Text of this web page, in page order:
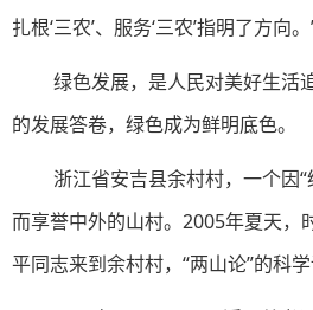
扎根‘三农’、服务‘三农’指明了方向。
绿色发展，是人民对美好生活
的发展答卷，绿色成为鲜明底色。
浙江省安吉县余村村，一个因
而享誉中外的山村。2005年夏天，
平同志来到余村村，“两山论”的科学